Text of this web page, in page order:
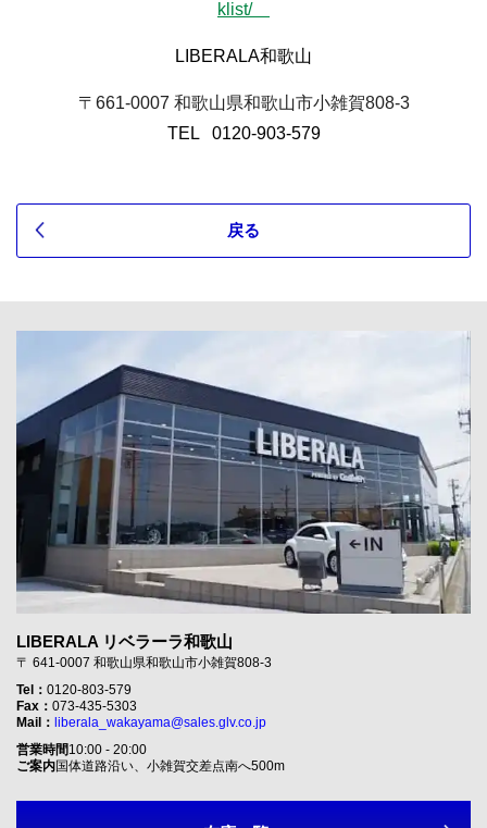
klist/
LIBERALA和歌山
〒661-0007 和歌山県和歌山市小雑賀808-3
TEL   0120-903-579
戻る
LIBERALA リベラーラ和歌山
〒 641-0007 和歌山県和歌山市小雑賀808-3
Tel： 0120-803-579
Fax： 073-435-5303
Mail： liberala_wakayama@sales.glv.co.jp
営業時間10:00 - 20:00
ご案内国体道路沿い、小雑賀交差点南へ500m